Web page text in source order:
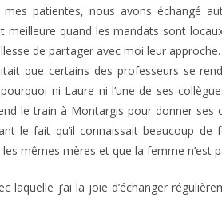
patientes, nous avons échangé
quand les mandats sont
de partager avec moi leur
que certains des professeurs se
ni Laure ni l’une de ses
le train à Montargis pour donner
le fait qu’il connaissait beaucoup
mêmes mères et que la femme n’est
laquelle j’ai la joie d’échanger